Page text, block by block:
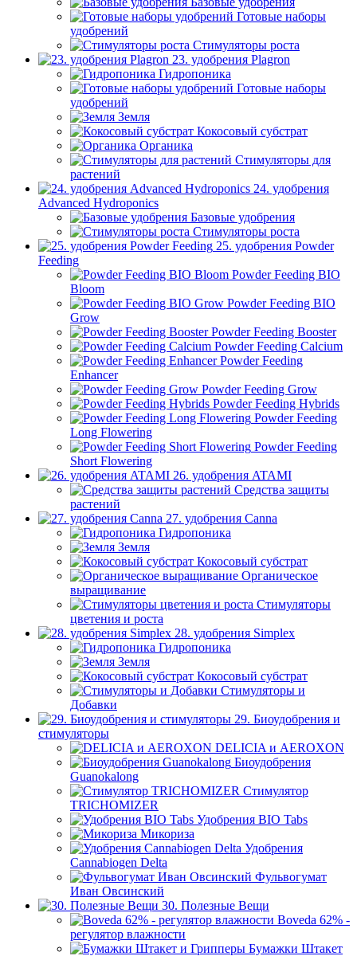
Готовые наборы
удобрений
Стимуляторы роста
23. удобрения Plagron
Гидропоника
Готовые наборы
удобрений
Земля
Кокосовый субстрат
Органика
Стимуляторы для
растений
24. удобрения
Advanced Hydroponics
Базовые удобрения
Стимуляторы роста
25. удобрения Powder
Feeding
Powder Feeding BIO
Bloom
Powder Feeding BIO
Grow
Powder Feeding Booster
Powder Feeding Calcium
Powder Feeding
Enhancer
Powder Feeding Grow
Powder Feeding Hybrids
Powder Feeding
Long Flowering
Powder Feeding
Short Flowering
26. удобрения ATAMI
Средства защиты
растений
27. удобрения Canna
Гидропоника
Земля
Кокосовый субстрат
Органическое
выращивание
Стимуляторы
цветения и роста
28. удобрения Simplex
Гидропоника
Земля
Кокосовый субстрат
Стимуляторы и
Добавки
29. Биоудобрения и
стимуляторы
DELICIA и AEROXON
Биоудобрения
Guanokalong
Стимулятор
TRICHOMIZER
Удобрения BIO Tabs
Микориза
Удобрения
Cannabiogen Delta
Фульвогумат
Иван Овсинский
30. Полезные Вещи
Boveda 62% -
регулятор влажности
Бумажки Штакет